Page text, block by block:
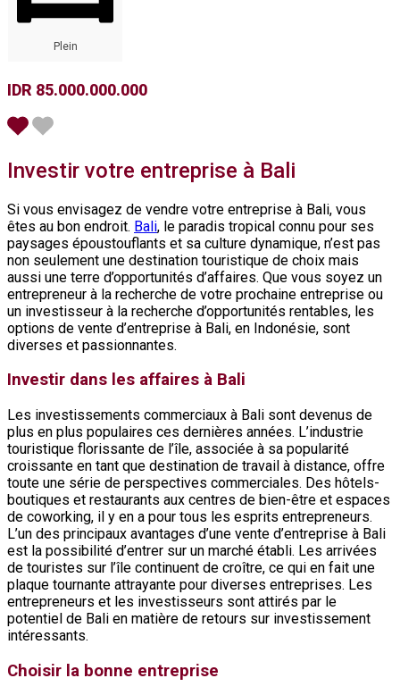
Plein
IDR 85.000.000.000
Investir votre entreprise à Bali
Si vous envisagez de vendre votre entreprise à Bali, vous
êtes au bon endroit. Bali, le paradis tropical connu pour ses
paysages époustouflants et sa culture dynamique, n’est pas
non seulement une destination touristique de choix mais
aussi une terre d’opportunités d’affaires. Que vous soyez un
entrepreneur à la recherche de votre prochaine entreprise ou
un investisseur à la recherche d’opportunités rentables, les
options de vente d’entreprise à Bali, en Indonésie, sont
diverses et passionnantes.
Investir dans les affaires à Bali
Les investissements commerciaux à Bali sont devenus de
plus en plus populaires ces dernières années. L’industrie
touristique florissante de l’île, associée à sa popularité
croissante en tant que destination de travail à distance, offre
toute une série de perspectives commerciales. Des hôtels-
boutiques et restaurants aux centres de bien-être et espaces
de coworking, il y en a pour tous les esprits entrepreneurs.
L’un des principaux avantages d’une vente d’entreprise à Bali
est la possibilité d’entrer sur un marché établi. Les arrivées
de touristes sur l’île continuent de croître, ce qui en fait une
plaque tournante attrayante pour diverses entreprises. Les
entrepreneurs et les investisseurs sont attirés par le
potentiel de Bali en matière de retours sur investissement
intéressants.
Choisir la bonne entreprise